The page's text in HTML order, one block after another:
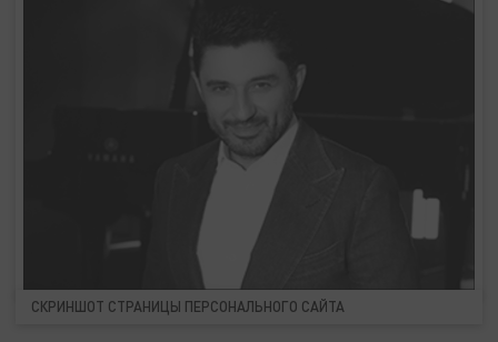
СКРИНШОТ СТРАНИЦЫ ПЕРСОНАЛЬНОГО САЙТА